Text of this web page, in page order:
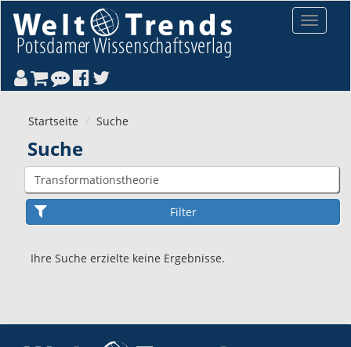
Toggle
Startseite Suche
Suche
Ihre Suche erzielte keine Ergebnisse.